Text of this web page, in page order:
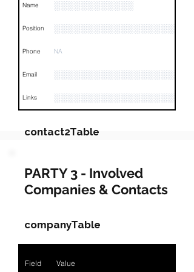
Name ░░░░░░░░░░░░
Position
Phone NA
Email
Links
contact2Table
Field Value
Name
Position
Phone NA
Email
PARTY 3 - Involved
Companies & Contacts
companyTable
Field Value